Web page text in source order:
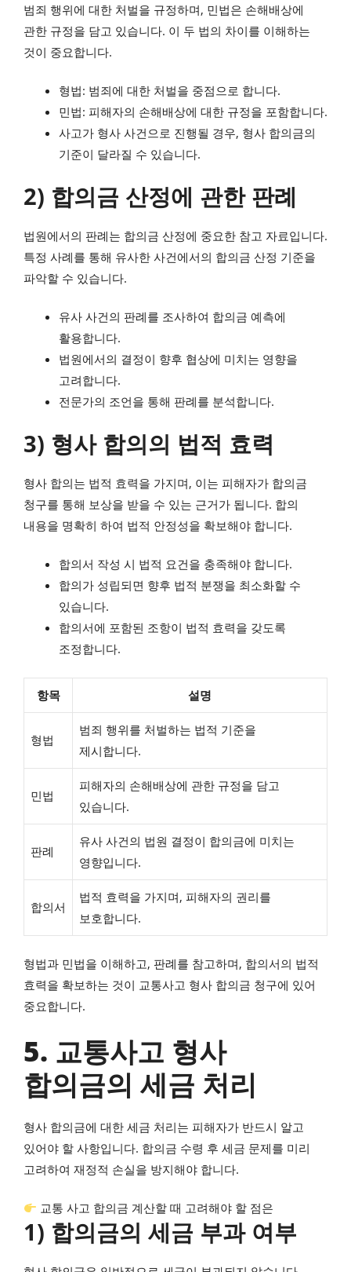
범죄 행위에 대한 처벌을 규정하며, 민법은 손해배상에
관한 규정을 담고 있습니다. 이 두 법의 차이를 이해하는
것이 중요합니다.
형법: 범죄에 대한 처벌을 중점으로 합니다.
민법: 피해자의 손해배상에 대한 규정을 포함합니다.
사고가 형사 사건으로 진행될 경우, 형사 합의금의
기준이 달라질 수 있습니다.
2) 합의금 산정에 관한 판례
법원에서의 판례는 합의금 산정에 중요한 참고 자료입니다.
특정 사례를 통해 유사한 사건에서의 합의금 산정 기준을
파악할 수 있습니다.
유사 사건의 판례를 조사하여 합의금 예측에
활용합니다.
법원에서의 결정이 향후 협상에 미치는 영향을
고려합니다.
전문가의 조언을 통해 판례를 분석합니다.
3) 형사 합의의 법적 효력
형사 합의는 법적 효력을 가지며, 이는 피해자가 합의금
청구를 통해 보상을 받을 수 있는 근거가 됩니다. 합의
내용을 명확히 하여 법적 안정성을 확보해야 합니다.
합의서 작성 시 법적 요건을 충족해야 합니다.
합의가 성립되면 향후 법적 분쟁을 최소화할 수
있습니다.
합의서에 포함된 조항이 법적 효력을 갖도록
조정합니다.
항목 설명
형법
범죄 행위를 처벌하는 법적 기준을
제시합니다.
민법
피해자의 손해배상에 관한 규정을 담고
있습니다.
판례
유사 사건의 법원 결정이 합의금에 미치는
영향입니다.
합의서
법적 효력을 가지며, 피해자의 권리를
보호합니다.
형법과 민법을 이해하고, 판례를 참고하며, 합의서의 법적
효력을 확보하는 것이 교통사고 형사 합의금 청구에 있어
중요합니다.
5. 교통사고 형사
합의금의 세금 처리
형사 합의금에 대한 세금 처리는 피해자가 반드시 알고
있어야 할 사항입니다. 합의금 수령 후 세금 문제를 미리
고려하여 재정적 손실을 방지해야 합니다.
교통 사고 합의금 계산할 때 고려해야 할 점은
1) 합의금의 세금 부과 여부